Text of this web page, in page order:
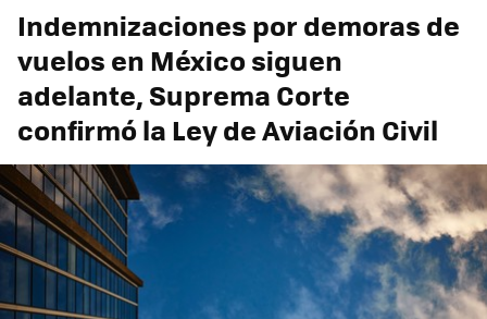
Indemnizaciones por demoras de
vuelos en México siguen
adelante, Suprema Corte
confirmó la Ley de Aviación Civil